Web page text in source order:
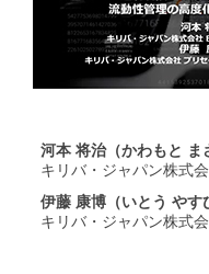
河本 将治（かわもと ま
キリバ・ジャパン株式
伊藤 康博（いとう やす
キリバ・ジャパン株式